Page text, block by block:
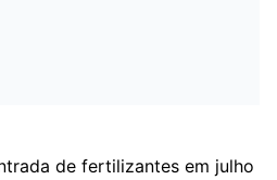
de fertilizantes em julho